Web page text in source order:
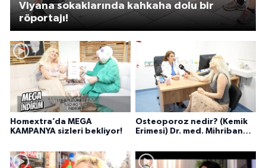
Homextra’da MEGA
KAMPANYA sizleri bekliyor!
Osteoporoz nedir? (Kemik
Erimesi) Dr. med. Mihriban
Viyana sokaklarında kahkaha dolu bir
röportajı!